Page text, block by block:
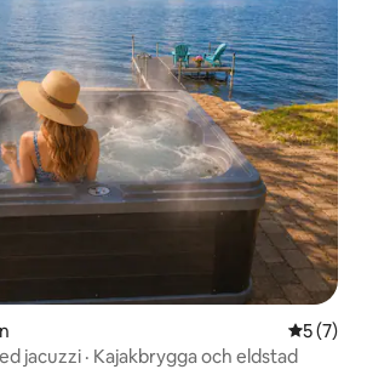
5 av 5 i
5 (7)
jacuzzi · Kajakbrygga och eldstad